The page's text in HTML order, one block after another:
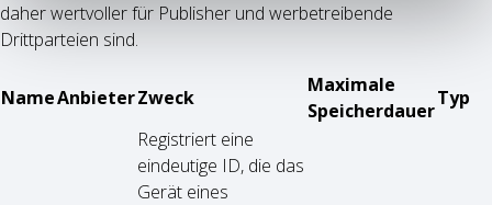
daher wertvoller für Publisher und werbetreibende
Drittparteien sind.
NameAnbieterZweck
Maximale
Speicherdauer
Typ
Registriert eine
eindeutige ID, die das
Gerät eines